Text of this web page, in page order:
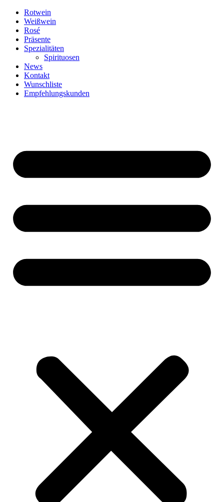
Zum
Inhalt
springen
Rotwein
Weißwein
Rosé
Präsente
Spezialitäten
Spirituosen
News
Kontakt
Wunschliste
Empfehlungskunden